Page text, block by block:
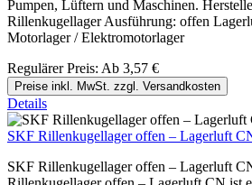
Pumpen, Lüftern und Maschinen.
Rillenkugellager Ausführung: offen
Motorlager / Elektromotorlager
Regulärer Preis: Ab 3,57 €
Preise inkl. MwSt. zzgl. Versandkosten
Details
SKF Rillenkugellager offen – Lagerluft
SKF Rillenkugellager offen – Lagerluft